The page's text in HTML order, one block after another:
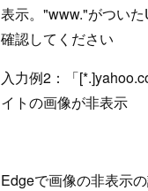
表示。"www."がつい
確認してください
入力例2：「
イトの画像が非表示
Edgeで画像の非表示の